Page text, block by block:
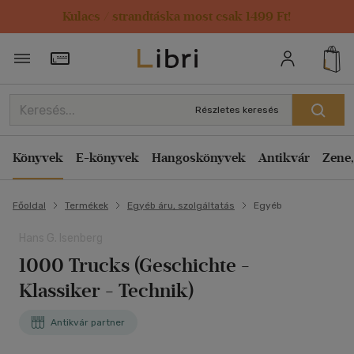
Kulacs / strandtáska most csak 1499 Ft!
Törzsvásárlói Kártya adatai
Részletes keresés
Könyvek E-könyvek Hangoskönyvek Antikvár
Főoldal Termékek Egyéb áru, szolgáltatás Egyéb
1000 Trucks (Geschichte -
Klassiker - Technik)
Antikvár partner